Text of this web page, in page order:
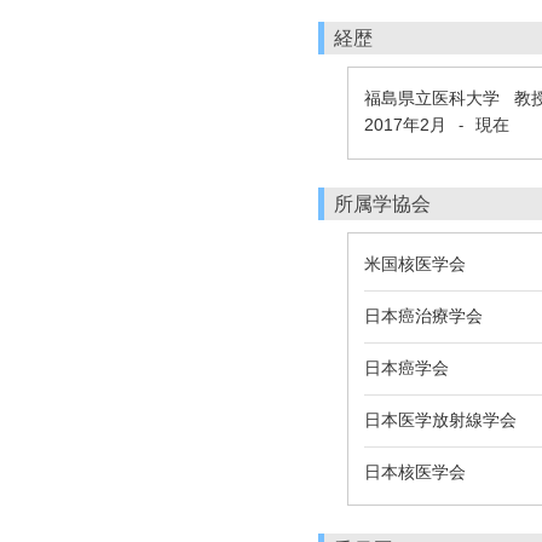
経歴
福島県立医科大学 教
2017年2月
- 現在
所属学協会
米国核医学会
日本癌治療学会
日本癌学会
日本医学放射線学会
日本核医学会